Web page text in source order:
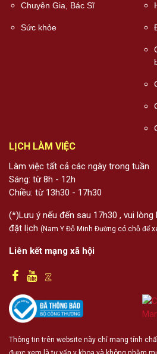
Chuyên Gia, Bác Sĩ
Sức khỏe
LỊCH LÀM VIỆC
Làm việc tất cả các ngày trong tuần
Sáng: từ 8h - 12h
Chiều: từ 13h30 - 17h30
(*)Lưu ý nếu đến sau 17h30 , vui
đặt lịch (Nam Y Đỗ Minh Đường có chỗ để
Liên kết mạng xã hội
Thông tin trên website này chỉ mang tính